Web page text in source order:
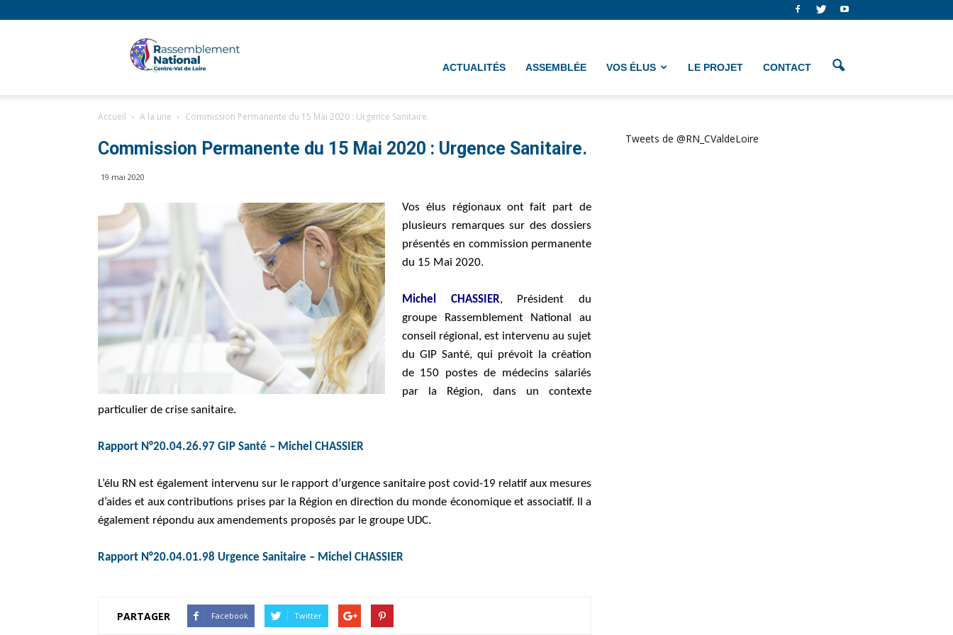
Région
Centre
Val
Loire
ACTUALITÉS ASSEMBLÉE VOS ÉLUS LE PROJET CONTACT
Accueil A la une Commission Permanente du 15 Mai 2020 : Urgence Sanitaire.
Commission Permanente du 15 Mai 2020 : Urgence Sanitaire.
19 mai 2020
Vos élus régionaux ont fait part de
plusieurs remarques sur des dossiers
présentés en commission permanente
du 15 Mai 2020.
Michel CHASSIER, Président du
groupe Rassemblement National au
conseil régional, est intervenu au sujet
du GIP Santé, qui prévoit la création
de 150 postes de médecins salariés
par la Région, dans un contexte
particulier de crise sanitaire.
Rapport N°20.04.26.97 GIP Santé – Michel CHASSIER
L’élu RN est également intervenu sur le rapport d’urgence sanitaire post covid-19 relatif aux mesures
d’aides et aux contributions prises par la Région en direction du monde économique et associatif. Il a
également répondu aux amendements proposés par le groupe UDC.
Rapport N°20.04.01.98 Urgence Sanitaire – Michel CHASSIER
PARTAGER Facebook Twitter
Tweets de @RN_CValdeLoire